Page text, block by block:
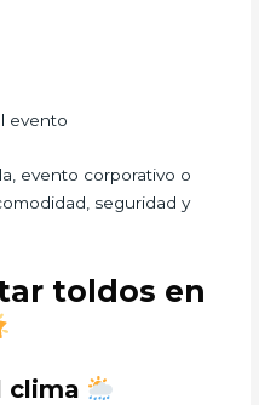
evento
evento corporativo o
seguridad y
toldos en
clima